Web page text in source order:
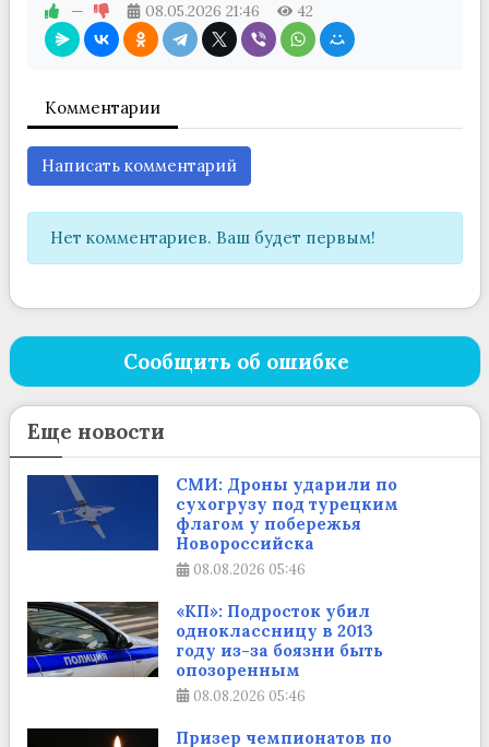
— 08.05.2026 21:46 42
Комментарии
Написать комментарий
Нет комментариев. Ваш будет первым!
Сообщить об ошибке
Еще новости
СМИ: Дроны ударили по
сухогрузу под турецким
флагом у побережья
Новороссийска
08.08.2026 05:46
«КП»: Подросток убил
одноклассницу в 2013
году из-за боязни быть
опозоренным
08.08.2026 05:46
Призер чемпионатов по